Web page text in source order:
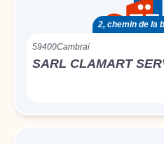
2, chemin de la
59400Cambrai
SARL CLAMART